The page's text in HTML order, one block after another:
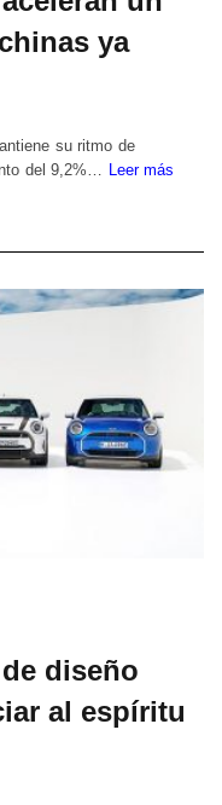
ya
su ritmo de
del 9,2%…
Leer más
diseño
al espíritu